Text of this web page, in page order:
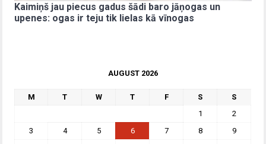
Kaimiņš jau piecus gadus šādi baro jāņogas un
upenes: ogas ir teju tik lielas kā vīnogas
AUGUST 2026
M T W T F S
S
1
2
3
4 5 6 7 8
9